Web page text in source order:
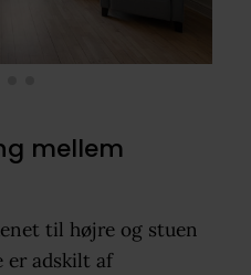
mellem
til højre og stuen
er adskilt af